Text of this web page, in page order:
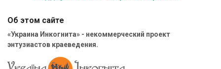
Об этом сайте
«Украина Инкогнита» - некоммерческий проект
энтузиастов краеведения.